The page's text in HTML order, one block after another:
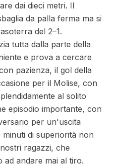
dai dieci metri. Il
da palla ferma ma si
del 2–1.
tutta dalla parte della
e prova a cercare
pazienza, il gol della
per il Molise, con
al solito
episodio importante, con
per un'uscita
di superiorità non
ragazzi, che
ad andare mai al tiro.